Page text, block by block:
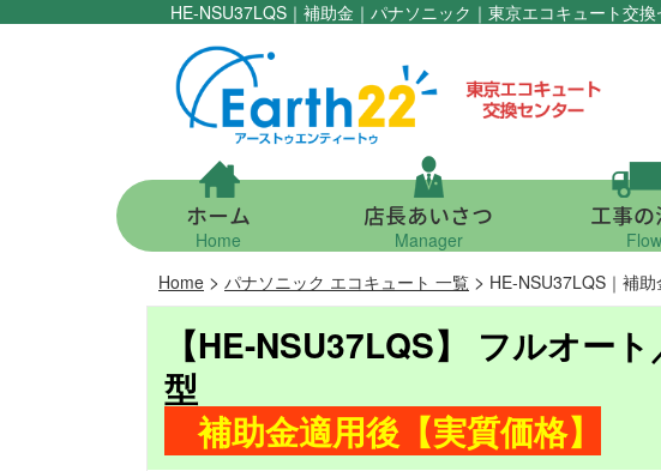
HE-NSU37LQS｜補助金｜パナソニック｜東京エコキュート交
ホーム
Home
店長あいさつ
Manager
工事
Flow
Home > パナソニック エコキュート 一覧 > HE-NSU37LQS｜補助
【HE-NSU37LQS】 フルオー
型
補助金適用後【実質価格】